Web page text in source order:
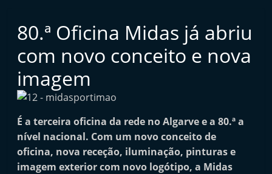
Oficinas
o
n
i
n
80.ª Oficina Midas já abriu
com novo conceito e nova
imagem
É a terceira oficina da rede no Algarve e a 80.ª a
nível nacional. Com um novo conceito de
oficina, nova receção, iluminação, pinturas e
imagem exterior com novo logótipo, a Midas